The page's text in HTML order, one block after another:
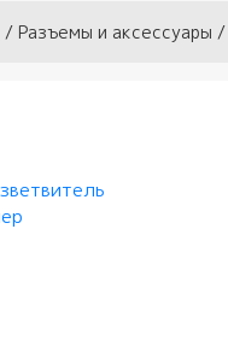
Видеокамеры TVI/
Муляжи камер
/ Разъемы и аксессуары /